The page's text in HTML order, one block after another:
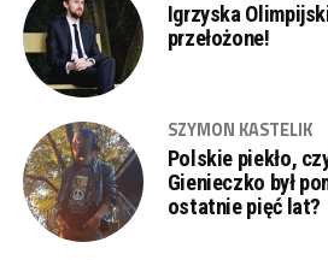
Igrzyska
przełożone!
SZYMON KASTELIK
Polskie piekło,
Gienieczko był
ostatnie pięć lat?